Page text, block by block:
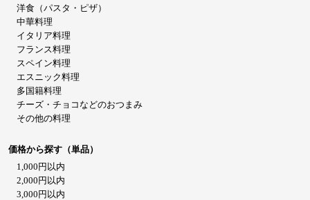
洋食（パスタ・ピザ）
中華料理
イタリア料理
フランス料理
スペイン料理
エスニック料理
多国籍料理
チーズ・チョコなどのおつまみ
その他の料理
価格から探す（単品）
1,000円以内
2,000円以内
3,000円以内